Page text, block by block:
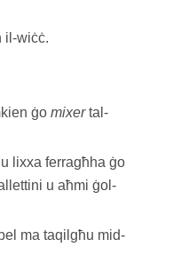
il-wiċċ.
ġomixertal-
lixxa ferragħha ġo
u aħmi ġol-
ma taqilgħu mid-